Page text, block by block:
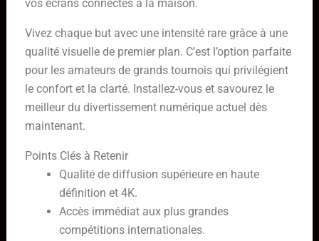
vos écrans connectés à la maison.
Vivez chaque but avec une intensité rare grâce à une
qualité visuelle de premier plan. C’est l’option parfaite
pour les amateurs de grands tournois qui privilégient
le confort et la clarté. Installez-vous et savourez le
meilleur du divertissement numérique actuel dès
maintenant.
Points Clés à Retenir
Qualité de diffusion supérieure en haute
définition et 4K.
Accès immédiat aux plus grandes
compétitions internationales.